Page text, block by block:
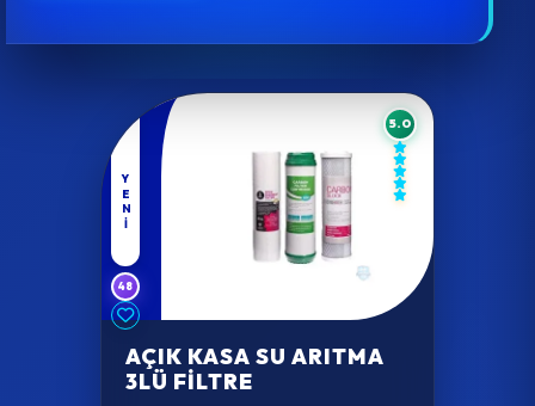
YENI
48
5.0
AÇIK KASA SU ARITMA
3LÜ FILTRE